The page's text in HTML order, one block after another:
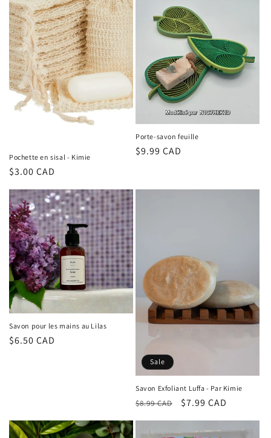
Pochette en sisal - Kimie
Regular
$3.00 CAD
Porte-savon feuille
Regular
$9.99 CAD
Savon pour les mains au Lilas
Regular
$6.50 CAD
Sale
Savon Exfoliant Luffa - Par Kimie
Regular
$8.99 CAD
Sale
$7.99 CAD